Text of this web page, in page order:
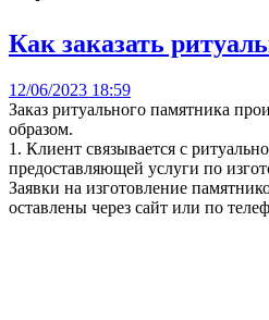
Как заказать
12/06/2023 18:59
Заказ ритуального памятника
образом.
1. Клиент связывается с
предоставляющей услуги по
Заявки на изготовление
оставлены через сайт или по